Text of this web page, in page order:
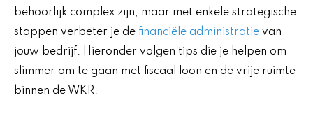
behoorlijk complex zijn, maar met enkele strategische
stappen verbeter je de financiële administratie van
jouw bedrijf. Hieronder volgen tips die je helpen om
slimmer om te gaan met fiscaal loon en de vrije ruimte
binnen de WKR.